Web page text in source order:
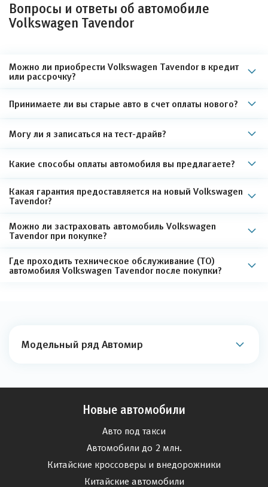
Вопросы и ответы об автомобиле
Volkswagen Tavendor
Можно ли приобрести Volkswagen Tavendor в кредит
или рассрочку?
Принимаете ли вы старые авто в счет оплаты нового?
Могу ли я записаться на тест-драйв?
Какие способы оплаты автомобиля вы предлагаете?
Какая гарантия предоставляется на новый Volkswagen
Tavendor?
Можно ли застраховать автомобиль Volkswagen
Tavendor при покупке?
Где проходить техническое обслуживание (ТО)
автомобиля Volkswagen Tavendor после покупки?
Модельный ряд Автомир
Новые автомобили
Авто под такси
Автомобили до 2 млн.
Китайские кроссоверы и внедорожники
Китайские автомобили